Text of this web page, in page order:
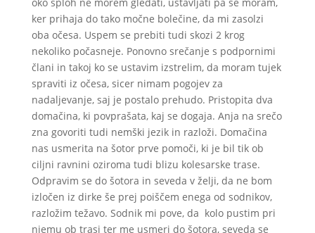
ker prihaja do tako močne bolečine, da mi zasolzi
oba očesa. Uspem se prebiti tudi skozi 2 krog
nekoliko počasneje. Ponovno srečanje s podpornimi
člani in takoj ko se ustavim izstrelim, da moram tujek
spraviti iz očesa, sicer nimam pogojev za
nadaljevanje, saj je postalo prehudo. Pristopita dva
domačina, ki povprašata, kaj se dogaja. Anja na srečo
zna govoriti tudi nemški jezik in razloži. Domačina
nas usmerita na šotor prve pomoči, ki je bil tik ob
ciljni ravnini oziroma tudi blizu kolesarske trase.
Odpravim se do šotora in seveda v želji, da ne bom
izločen iz dirke še prej poiščem enega od sodnikov,
razložim težavo. Sodnik mi pove, da kolo pustim pri
njemu ob trasi ter me usmeri do šotora, seveda se